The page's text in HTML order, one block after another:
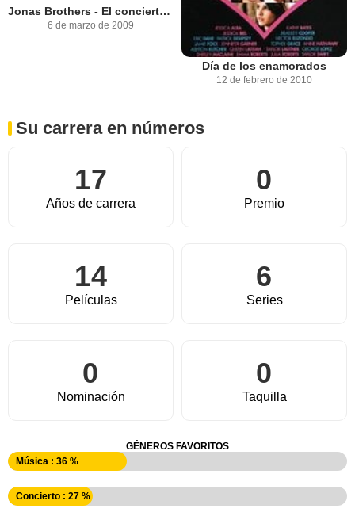
Jonas Brothers - El concierto 3D
6 de marzo de 2009
Día de los enamorados
12 de febrero de 2010
Su carrera en números
17
Años de carrera
0
Premio
14
Películas
6
Series
0
Nominación
0
Taquilla
GÉNEROS FAVORITOS
Música : 36 %
Concierto : 27 %